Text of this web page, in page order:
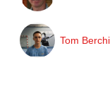
Tom Berchi